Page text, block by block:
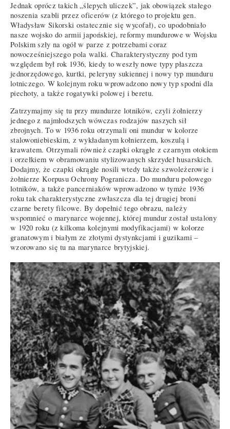
Jednak oprócz takich „ślepych uliczek”, jak obowiązek stałego
noszenia szabli przez oficerów (z którego to projektu gen.
Władysław Sikorski ostatecznie się wycofał), co upodobniało
nasze wojsko do armii japońskiej, reformy mundurowe w Wojsku
Polskim szły na ogół w parze z potrzebami coraz
nowocześniejszego pola walki. Charakterystyczny pod tym
względem był rok 1936, kiedy to weszły nowe typy płaszcza
jednorzędowego, kurtki, peleryny sukiennej i nowy typ munduru
lotniczego. W kolejnym roku wprowadzono nowy typ spodni dla
piechoty, a także rogatywki polowej i beretu.
Zatrzymajmy się tu przy mundurze lotników, czyli żołnierzy
jednego z najmłodszych wówczas rodzajów naszych sił
zbrojnych. To w 1936 roku otrzymali oni mundur w kolorze
stalowoniebieskim, z wykładanym kołnierzem, koszulą i
krawatem. Otrzymali również czapki okrągłe z czarnym otokiem
i orzełkiem w obramowaniu stylizowanych skrzydeł husarskich.
Dodajmy, że czapki okrągłe nosili wtedy także szwoleżerowie i
żołnierze Korpusu Ochrony Pogranicza. Do munduru polowego
lotników, a także pancerniaków wprowadzono w tymże 1936
roku tak charakterystyczne zwłaszcza dla tej drugiej broni
czarne berety filcowe. By dopełnić tego obrazu, należy
wspomnieć o marynarce wojennej, której mundur został ustalony
w 1920 roku (z kilkoma kolejnymi modyfikacjami) w kolorze
granatowym i białym ze złotymi dystynkcjami i guzikami –
wzorowano się tu na marynarce brytyjskiej.